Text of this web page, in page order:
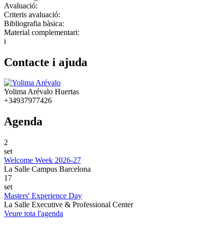
Avaluació:
Criteris avaluació:
Bibliografia bàsica:
Material complementari:
i
Contacte i ajuda
Yolima Arévalo Huertas
+34937977426
Agenda
2
set
Welcome Week 2026-27
La Salle Campus Barcelona
17
set
Masters' Experience Day
La Salle Executive & Professional Center
Veure tota l'agenda